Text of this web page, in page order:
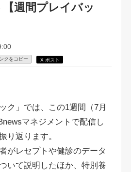
週間プレイバッ
クをコピー X ポスト
ク」では、この1週間（7月
マネジメントで配信し
り返ります。
がレセプトや健診のデータ
いて説明したほか、特別養